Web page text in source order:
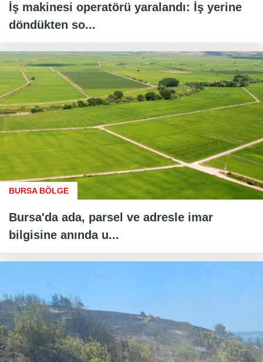
İş makinesi operatörü yaralandı: İş yerine
döndükten so...
BURSA BÖLGE
Bursa'da ada, parsel ve adresle imar
bilgisine anında u...